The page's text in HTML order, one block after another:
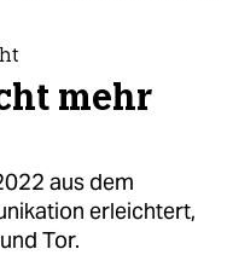
mehr
aus dem
erleichtert,
Tor.